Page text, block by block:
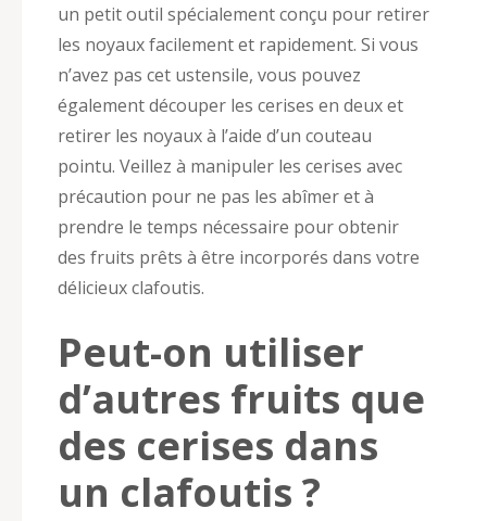
un petit outil spécialement conçu pour retirer
les noyaux facilement et rapidement. Si vous
n’avez pas cet ustensile, vous pouvez
également découper les cerises en deux et
retirer les noyaux à l’aide d’un couteau
pointu. Veillez à manipuler les cerises avec
précaution pour ne pas les abîmer et à
prendre le temps nécessaire pour obtenir
des fruits prêts à être incorporés dans votre
délicieux clafoutis.
Peut-on utiliser
d’autres fruits que
des cerises dans
un clafoutis ?